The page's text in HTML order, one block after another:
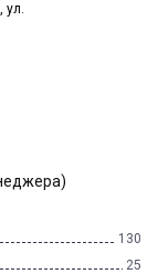
130
25
ул.